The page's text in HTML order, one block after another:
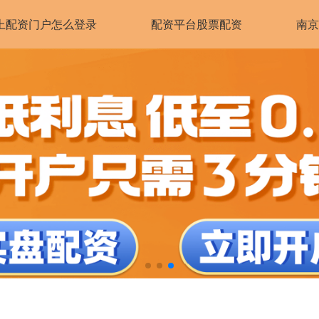
配资门户怎么登录 配资平台股票配资 南